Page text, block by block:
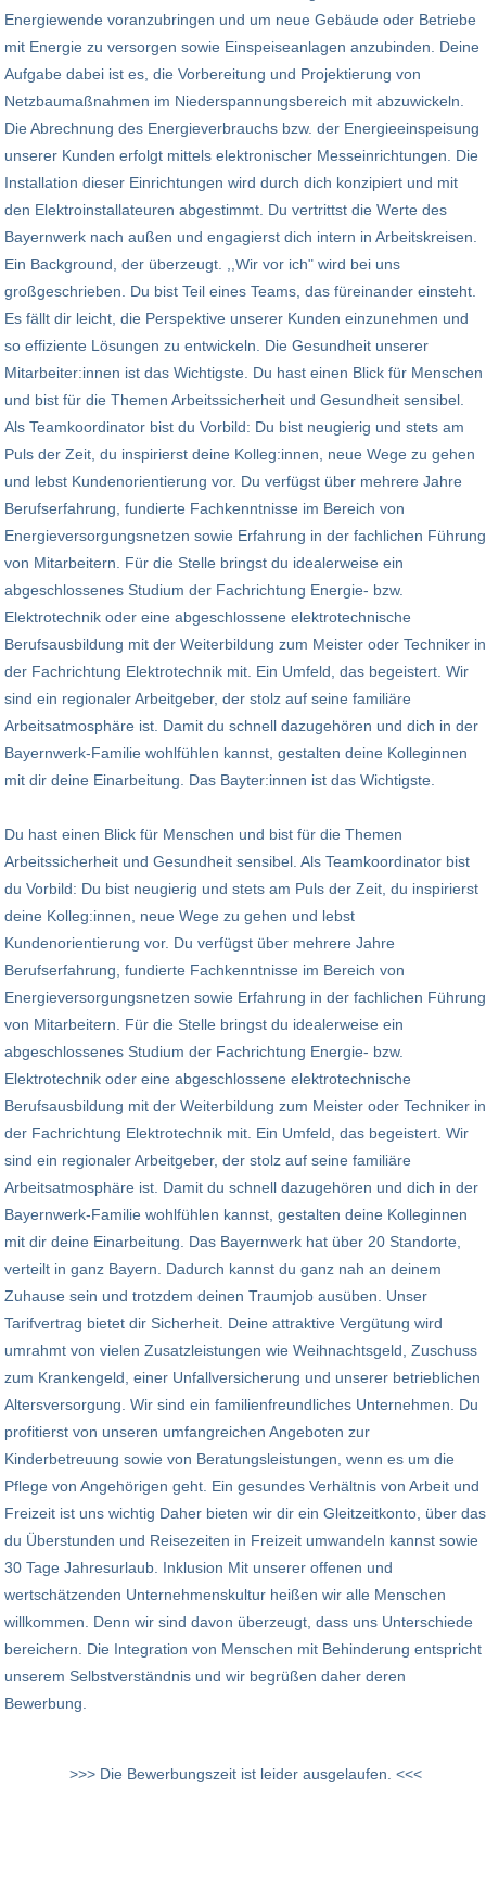
Energiewende voranzubringen und um neue Gebäude oder Betriebe
mit Energie zu versorgen sowie Einspeiseanlagen anzubinden. Deine
Aufgabe dabei ist es, die Vorbereitung und Projektierung von
Netzbaumaßnahmen im Niederspannungsbereich mit abzuwickeln.
Die Abrechnung des Energieverbrauchs bzw. der Energieeinspeisung
unserer Kunden erfolgt mittels elektronischer Messeinrichtungen. Die
Installation dieser Einrichtungen wird durch dich konzipiert und mit
den Elektroinstallateuren abgestimmt. Du vertrittst die Werte des
Bayernwerk nach außen und engagierst dich intern in Arbeitskreisen.
Ein Background, der überzeugt. ,,Wir vor ich" wird bei uns
großgeschrieben. Du bist Teil eines Teams, das füreinander einsteht.
Es fällt dir leicht, die Perspektive unserer Kunden einzunehmen und
so effiziente Lösungen zu entwickeln. Die Gesundheit unserer
Mitarbeiter:innen ist das Wichtigste. Du hast einen Blick für Menschen
und bist für die Themen Arbeitssicherheit und Gesundheit sensibel.
Als Teamkoordinator bist du Vorbild: Du bist neugierig und stets am
Puls der Zeit, du inspirierst deine Kolleg:innen, neue Wege zu gehen
und lebst Kundenorientierung vor. Du verfügst über mehrere Jahre
Berufserfahrung, fundierte Fachkenntnisse im Bereich von
Energieversorgungsnetzen sowie Erfahrung in der fachlichen Führung
von Mitarbeitern. Für die Stelle bringst du idealerweise ein
abgeschlossenes Studium der Fachrichtung Energie- bzw.
Elektrotechnik oder eine abgeschlossene elektrotechnische
Berufsausbildung mit der Weiterbildung zum Meister oder Techniker in
der Fachrichtung Elektrotechnik mit. Ein Umfeld, das begeistert. Wir
sind ein regionaler Arbeitgeber, der stolz auf seine familiäre
Arbeitsatmosphäre ist. Damit du schnell dazugehören und dich in der
Bayernwerk-Familie wohlfühlen kannst, gestalten deine Kolleginnen
mit dir deine Einarbeitung. Das Bayter:innen ist das Wichtigste.
Du hast einen Blick für Menschen und bist für die Themen
Arbeitssicherheit und Gesundheit sensibel. Als Teamkoordinator bist
du Vorbild: Du bist neugierig und stets am Puls der Zeit, du inspirierst
deine Kolleg:innen, neue Wege zu gehen und lebst
Kundenorientierung vor. Du verfügst über mehrere Jahre
Berufserfahrung, fundierte Fachkenntnisse im Bereich von
Energieversorgungsnetzen sowie Erfahrung in der fachlichen Führung
von Mitarbeitern. Für die Stelle bringst du idealerweise ein
abgeschlossenes Studium der Fachrichtung Energie- bzw.
Elektrotechnik oder eine abgeschlossene elektrotechnische
Berufsausbildung mit der Weiterbildung zum Meister oder Techniker in
der Fachrichtung Elektrotechnik mit. Ein Umfeld, das begeistert. Wir
sind ein regionaler Arbeitgeber, der stolz auf seine familiäre
Arbeitsatmosphäre ist. Damit du schnell dazugehören und dich in der
Bayernwerk-Familie wohlfühlen kannst, gestalten deine Kolleginnen
mit dir deine Einarbeitung. Das Bayernwerk hat über 20 Standorte,
verteilt in ganz Bayern. Dadurch kannst du ganz nah an deinem
Zuhause sein und trotzdem deinen Traumjob ausüben. Unser
Tarifvertrag bietet dir Sicherheit. Deine attraktive Vergütung wird
umrahmt von vielen Zusatzleistungen wie Weihnachtsgeld, Zuschuss
zum Krankengeld, einer Unfallversicherung und unserer betrieblichen
Altersversorgung. Wir sind ein familienfreundliches Unternehmen. Du
profitierst von unseren umfangreichen Angeboten zur
Kinderbetreuung sowie von Beratungsleistungen, wenn es um die
Pflege von Angehörigen geht. Ein gesundes Verhältnis von Arbeit und
Freizeit ist uns wichtig Daher bieten wir dir ein Gleitzeitkonto, über das
du Überstunden und Reisezeiten in Freizeit umwandeln kannst sowie
30 Tage Jahresurlaub. Inklusion Mit unserer offenen und
wertschätzenden Unternehmenskultur heißen wir alle Menschen
willkommen. Denn wir sind davon überzeugt, dass uns Unterschiede
bereichern. Die Integration von Menschen mit Behinderung entspricht
unserem Selbstverständnis und wir begrüßen daher deren
Bewerbung.
>>> Die Bewerbungszeit ist leider ausgelaufen. <<<